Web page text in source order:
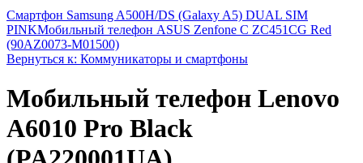
Смартфон Samsung A500H/DS (Galaxy A5) DUAL SIM
PINKМобильный телефон ASUS Zenfone C ZC451CG Red
(90AZ0073-M01500)
Вернуться к: Коммуникаторы и смартфоны
Мобильный телефон Lenovo
A6010 Pro Black